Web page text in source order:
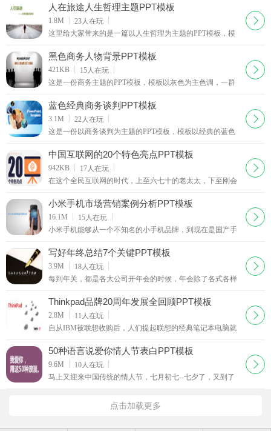
话废话，言之无味。这样只会让员工觉得没有信赖感，乏
味，无所适从，所以说学习话术还是很有必要的。本模板是
由西西为大家整理的马云话术解析PPT模板，
人在旅途人生哲理主题PPT模板
1.8M 23人在玩
这里给大家带来的是一篇以人生哲理为主题的PPT模板，模
在旅途这个主题。模板随后又以图文互相结合的形式向我们
讲解了一个人心智成熟的过程是怎样的。模板非常适合人生
哲理类的PPT，有需要的朋友快来下载吧。
下载
黑色商务人物背景PPT模板
421KB 15人在玩
这是一份商务主题的PPT模板，模板以灰色为主色调，一群
息，搭配上模板中的精美3D立体图表，实在是制作商务PPT
的首选模板。还在等什么？快来下载吧！ 商务礼仪商务礼仪
是商务人员与客户交往的行为规范。礼仪
下载
蓝色经典商务谈判PPT模板
3.1M 22人在玩
这是一份以商务谈判为主题的PPT模板，模板以经典的蓝色
景图片。模板采用带有3D立体效果的图表，可以给PPT的观
众更为直观的展示想要表达的观点，看的也非常的舒服。本
模板适用于各类商务会谈的PPT的制作，有需
下载
中国互联网的20个特色亮点PPT模板
942KB 17人在玩
在这个全民互联网的时代，上至六七十的老太太，下至刚会
还是个稀奇玩意，现在，电脑也都成了必备品，企业家也都
越来越打起了互联网的主意，电商平台也在一步步壮大。本
模板是由西西为大家整理的中国互联网的2
下载
小米手机市场营销案例分析PPT模板
16.1M 15人在玩
小米手机能够从一个不知名的小手机品牌，到现在是国产手
说，是小米品牌开创了“饥饿营销”的先河，每次只要有新产
品出来，就是争议与赞赏齐飞，可以说是关注度十足。小米
手机主打高性价比，即以最低的价格买到最
下载
写好年终总结7个关键PPT模板
3.9M 18人在玩
每到年关，都是各大公司开年会的时候，年会除了各式各样
仅是自己过去一年成绩的总结，还是对下一年工作的期许与
计划，同时还要吸取他人的经验与教训，那么应该怎么写好
一份年终总结呢？本模板是由西西为大家整
下载
Thinkpad品牌20周年发展全回顾PPT模板
2.8M 11 人在玩
自从IBM被联想收购后，人们提起联想的经典笔记本电脑就
一台以ThinkPad命名的笔记本电脑，ThinkPad领导移动计算
技术发展的历程从此开始。ThinkPad把卓越的技术与顾客价
值进行了完美的结合，正是这种与IBM基本信
下载
50种语言说爱你情人节表白PPT模板
9.6M 10人在玩
马上又迎来中国传统的情人节，七月初七--七夕了，又到了
是由西西为大家整理的50种语言说爱你情人节表白PPT模
下载
点击加载更多